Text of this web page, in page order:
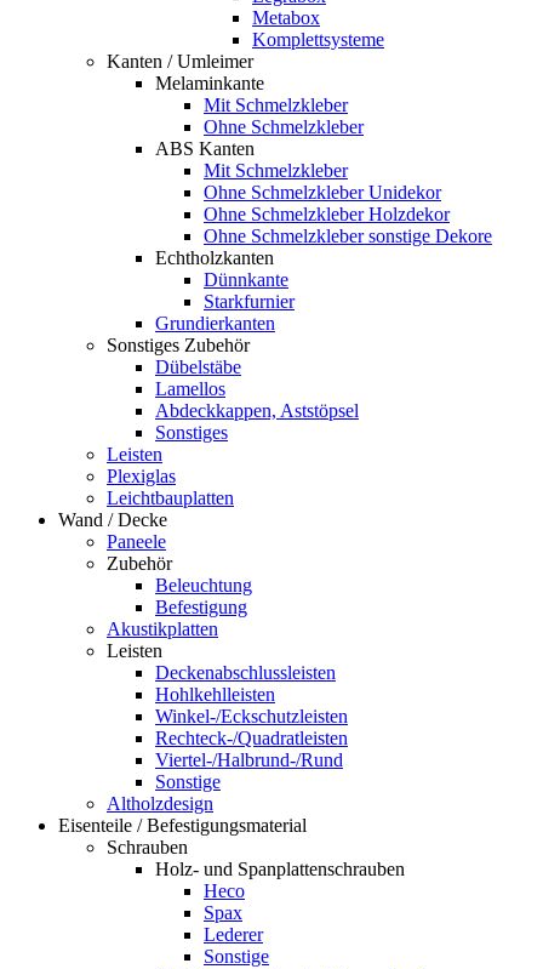
Metabox
Komplettsysteme
Kanten / Umleimer
Melaminkante
Mit Schmelzkleber
Ohne Schmelzkleber
ABS Kanten
Mit Schmelzkleber
Ohne Schmelzkleber Unidekor
Ohne Schmelzkleber Holzdekor
Ohne Schmelzkleber sonstige Dekore
Echtholzkanten
Dünnkante
Starkfurnier
Grundierkanten
Sonstiges Zubehör
Dübelstäbe
Lamellos
Abdeckkappen, Aststöpsel
Sonstiges
Leisten
Plexiglas
Leichtbauplatten
Wand / Decke
Paneele
Zubehör
Beleuchtung
Befestigung
Akustikplatten
Leisten
Deckenabschlussleisten
Hohlkehlleisten
Winkel-/Eckschutzleisten
Rechteck-/Quadratleisten
Viertel-/Halbrund-/Rund
Sonstige
Altholzdesign
Eisenteile / Befestigungsmaterial
Schrauben
Holz- und Spanplattenschrauben
Heco
Spax
Lederer
Sonstige